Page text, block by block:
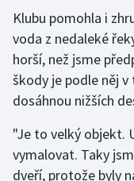
Ragby
Rychlobruslení
Short track
Klubu pomohla i
voda z nedaleké
horší, než jsme
škody je podle něj
dosáhnou nižších
"Je to velký objekt.
vymalovat. Taky
dveří, protože byly